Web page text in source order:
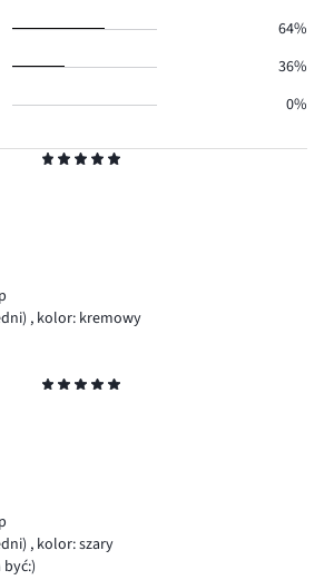
, kolor: kremowy
, kolor: szary
być:)
64%
36%
0%